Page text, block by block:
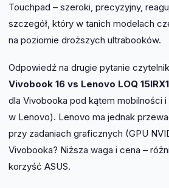
Touchpad – szeroki, precyzyjny,
szczegół, który w tanich modelach
na poziomie droższych ultrabooków.
Odpowiedź na drugie pytanie
Vivobook 16 vs Lenovo LOQ
dla Vivobooka pod kątem mobilności i
w Lenovo). Lenovo ma jednak
przy zadaniach graficznych (GPU
Vivobooka? Niższa waga i cena –
korzyść ASUS.